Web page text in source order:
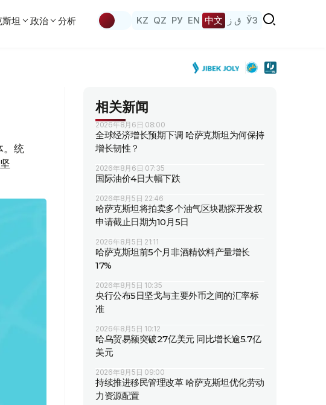
坦 政治 分析 KZ QZ РУ EN 中文 ق ز ЎЗ
。统
相关新闻
2026年8月6日 08:00
全球经济增长预期下调 哈萨克斯坦为何保持
增长韧性？
2026年8月6日 07:35
国际油价4日大幅下跌
2026年8月5日 22:46
哈萨克斯坦将拍卖多个油气区块勘探开发权
申请截止日期为10月5日
2026年8月5日 21:11
哈萨克斯坦前5个月非酒精饮料产量增长
17%
2026年8月5日 10:35
央行公布5日坚戈与主要外币之间的汇率标
准
2026年8月5日 10:12
哈乌贸易额突破27亿美元 同比增长逾5.7亿
美元
2026年8月5日 09:00
持续推进移民管理改革 哈萨克斯坦优化劳动
力资源配置